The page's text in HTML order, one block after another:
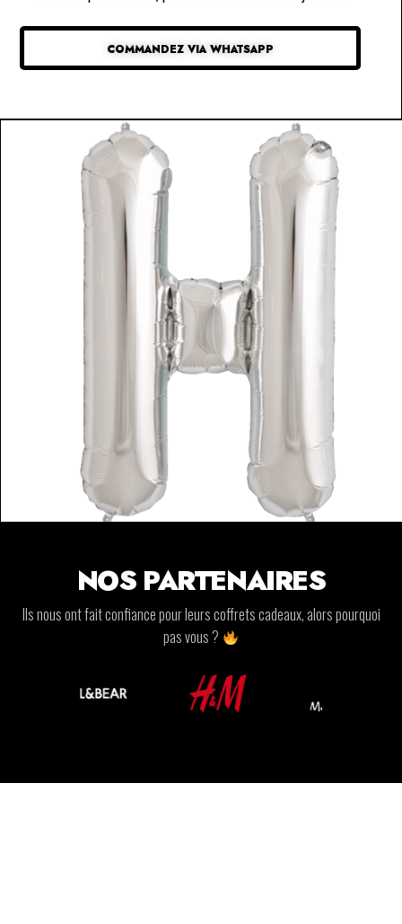
COMMANDEZ VIA WHATSAPP
NOS PARTENAIRES
Ils nous ont fait confiance pour leurs coffrets cadeaux, alors pourquoi
pas vous ?